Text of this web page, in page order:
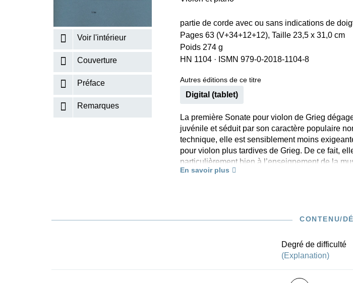
RICHARD STRAUSS
Voir l'intérieur
Couverture
Préface
Remarques
partie de corde avec ou sans indications de
Pages 63 (V+34+12+12), Taille 23,5 x 31,0 cm
Poids 274 g
HN 1104 · ISMN 979-0-2018-1104-8
Autres éditions de ce titre
Digital (tablet)
La première Sonate pour violon de Grieg
juvénile et séduit par son caractère populaire
technique, elle est sensiblement moins
pour violon plus tardives de Grieg. De ce fait,
particulièrement bien à l’enseignement de la
édition réalisée par le tandem Heinemann-
seulement l’œuvre d’une star mondialement
En savoir plus
CONTENU/
Degré de difficulté
(Explanation)